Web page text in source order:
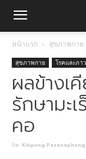
หน้าแรก สุขภาพกาย
สุขภาพกาย โรคและภา
ผลข้างเ
รักษามะเ
คอ
โดย Kitipong Pasanaphong